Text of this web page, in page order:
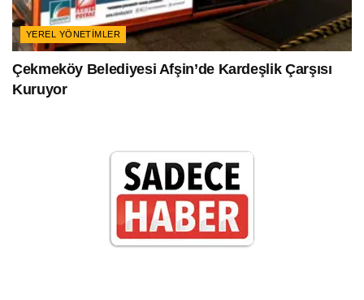
YEREL YÖNETIMLER
Çekmeköy Belediyesi Afşin’de Kardeşlik Çarşısı
Kuruyor